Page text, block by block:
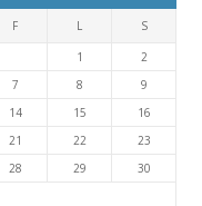
F L
S
1
2
7 8
9
14 15
16
21 22
23
28 29
30